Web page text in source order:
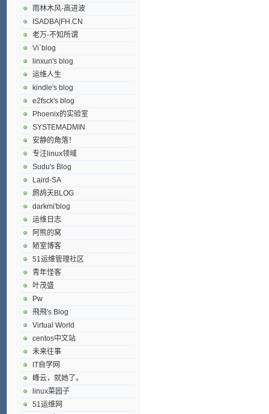
雨林木风-高进波
ISADBA|FH.CN
老万-不知所谓
Vi`blog
linxun's blog
运维人生
kindle's blog
e2fsck's blog
Phoenix的实验室
SYSTEMADMIN
安静的角落！
专注linux领域
Sudu's Blog
Laird-SA
鹧鸪天BLOG
darkmi'blog
运维日志
阿熊的窝
陋室博客
51运维管理社区
青年怪客
叶茂盛
Pw
飛飛's Blog
Virtual World
centos中文站
未来往事
IT自学网
峰云，就她了。
linux菜园子
51运维网